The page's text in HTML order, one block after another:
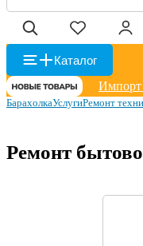
Каталог
Импорт
БарахолкаУслугиРемонт
Ремонт